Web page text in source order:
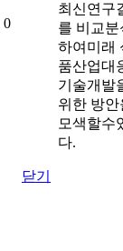
0
최신연구
를 비교분
하여미래
품산업대
기술개발
위한 방안
모색할수
다.
닫기